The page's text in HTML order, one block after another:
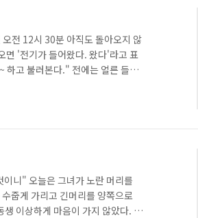
전 12시 30분 아직도 돌아오지 않
면 '전기가 들어왔다. 왔다'라고 표
하고 불러본다." 전에는 얼른 들어
때는 줄여서 라고 부른다. 나중에
. 집안은 여전히 춥지만 그래도 밖
니" 오늘은 그녀가 노란 머리를
줍게 가리고 긴머리를 양쪽으로
이상하게 마음이 가지 않았다. 그